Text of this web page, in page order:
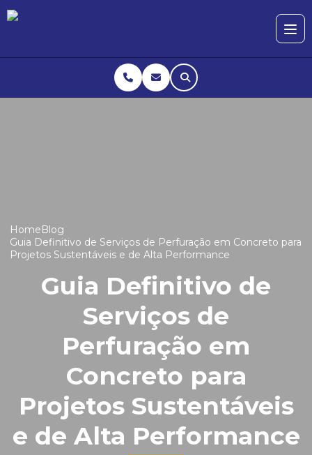
HomeBlog
Guia Definitivo de Serviços de Perfuração em Concreto para
Projetos Sustentáveis e de Alta Performance
Guia Definitivo de
Serviços de
Perfuração em
Concreto para
Projetos Sustentáveis
e de Alta Performance